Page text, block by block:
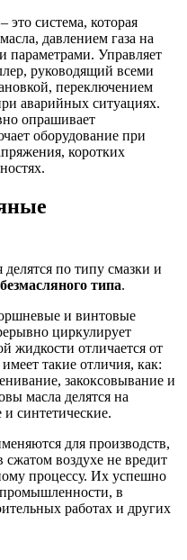
– это система, которая
давлением газа на
параметрами. Управляет
руководящий всеми
переключением
аварийных ситуациях.
опрашивает
оборудование при
коротких
по типу смазки и
типа.
и винтовые
циркулирует
жидкости отличается от
такие отличия, как:
закоксовывание и
масла делятся на
синтетические.
для производств,
сжатом воздухе не вредит
процессу. Их успешно
в
работах и других